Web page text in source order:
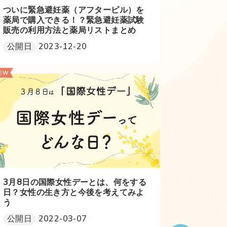
ついに緊急避妊薬（アフターピル）を
薬局で購入できる！？緊急避妊薬試験
販売の利用方法と薬局リストまとめ
公開日
2023-12-20
3月8日の国際女性デーとは、何をする
日？女性の生き方と今後を考えてみよ
う
公開日
2022-03-07